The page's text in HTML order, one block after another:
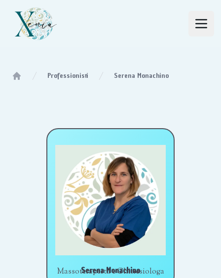
Studio Xenia
Professionisti Serena Monachino
Serena Monachino
Massoterapista e Chinesiologa